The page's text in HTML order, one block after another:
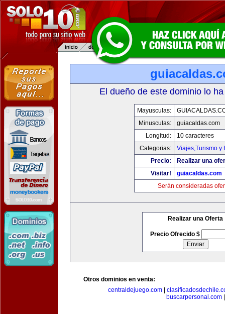
El dueño de este dominio lo
Mayusculas:
Minusculas:
guiacaldas.com
Longitud:
10 caracteres
Categorias:
Viajes,Turismo y
Precio:
Realizar una
Visitar!
guiacaldas.com
Serán consideradas
Realizar una Oferta
Precio Ofrecido $
Otros dominios en venta:
centraldejuego.com
buscarpersonal.com|